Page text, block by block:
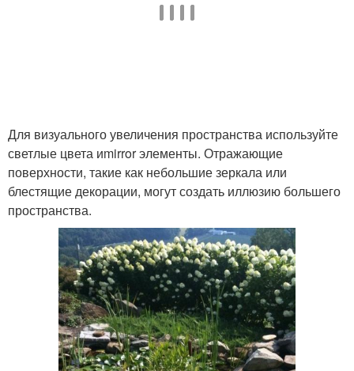
Для визуального увеличения пространства используйте
светлые цвета иmirror элементы. Отражающие
поверхности, такие как небольшие зеркала или
блестящие декорации, могут создать иллюзию большего
пространства.